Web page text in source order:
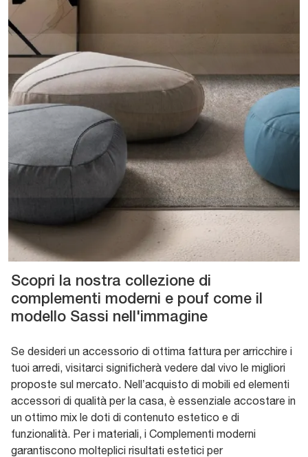
Scopri la nostra collezione di
complementi moderni e pouf come il
modello Sassi nell'immagine
Se desideri un accessorio di ottima fattura per arricchire i
tuoi arredi, visitarci significherà vedere dal vivo le migliori
proposte sul mercato. Nell’acquisto di mobili ed elementi
accessori di qualità per la casa, è essenziale accostare in
un ottimo mix le doti di contenuto estetico e di
funzionalità. Per i materiali, i Complementi moderni
garantiscono molteplici risultati estetici per